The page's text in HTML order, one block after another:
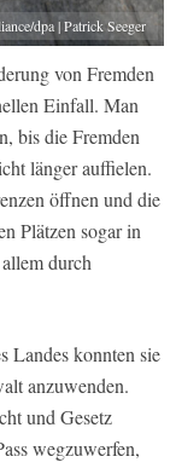
dpa | Patrick Seeger
von Fremden
Einfall. Man
bis die Fremden
länger auffielen.
öffnen und die
Plätzen sogar in
durch
Landes konnten sie
anzuwenden.
und Gesetz
wegzuwerfen,